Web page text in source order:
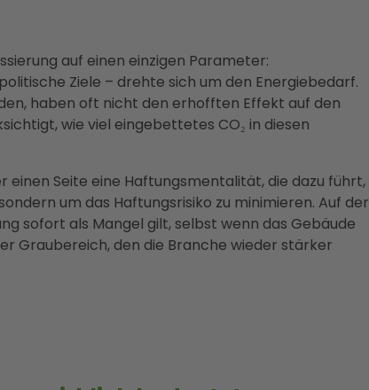
auf einen einzigen Parameter:
Ziele – drehte sich um den Energiebedarf.
haben oft nicht den erhofften Effekt auf den
wie viel eingebettetes CO₂ in diesen
einen Seite eine Haftungsmentalität, die dazu führt,
um das Haftungsrisiko zu minimieren. Auf der
sofort als Mangel gilt, selbst wenn das Gebäude
Graubereich, den die Branche wieder stärker